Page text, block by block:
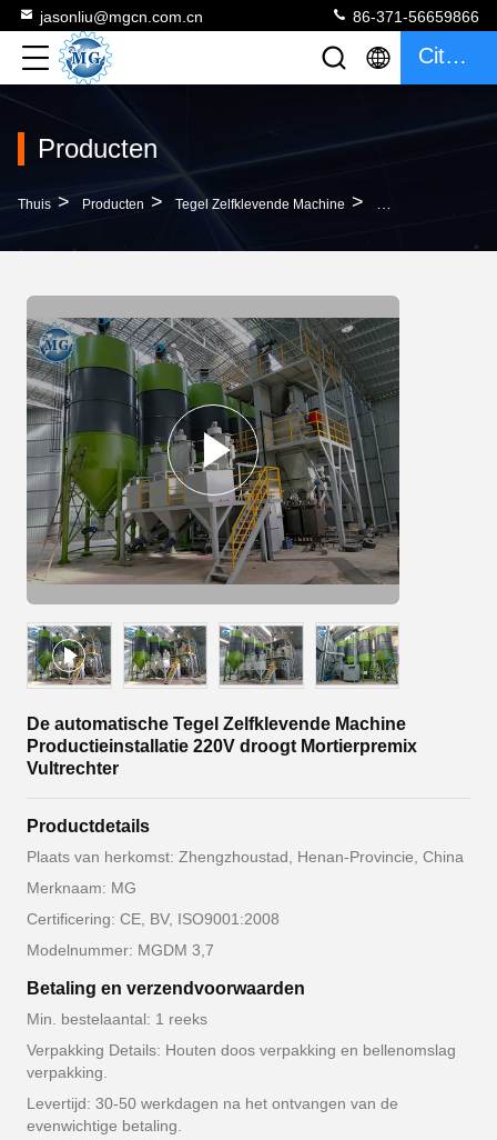
jasonliu@mgcn.com.cn 86-371-56659866
Citaat
Producten
Thuis > Producten > Tegel Zelfklevende Machine > De Automatische
De automatische Tegel Zelfklevende Machine
Productieinstallatie 220V droogt Mortierpremix
Vultrechter
Productdetails
Plaats van herkomst: Zhengzhoustad, Henan-Provincie, China
Merknaam: MG
Certificering: CE, BV, ISO9001:2008
Modelnummer: MGDM 3,7
Betaling en verzendvoorwaarden
Min. bestelaantal: 1 reeks
Verpakking Details: Houten doos verpakking en bellenomslag
verpakking.
Levertijd: 30-50 werkdagen na het ontvangen van de
evenwichtige betaling.